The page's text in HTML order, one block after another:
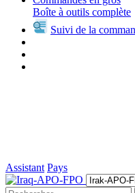
Boîte à outils complète
Suivi de la
Assistant Pays